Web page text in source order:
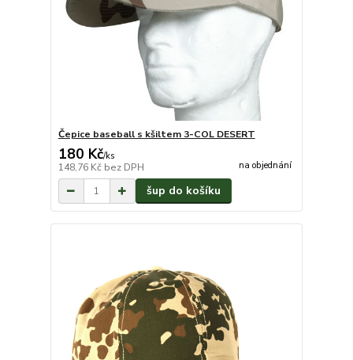
Čepice baseball s kšiltem 3-COL DESERT
180 Kč/ks
148,76 Kč bez DPH na objednání
šup do košíku